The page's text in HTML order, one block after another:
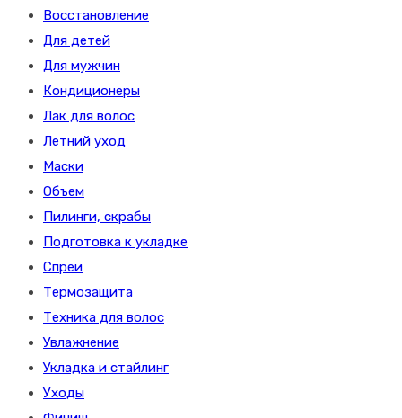
Восстановление
Для детей
Для мужчин
Кондиционеры
Лак для волос
Летний уход
Маски
Объем
Пилинги, скрабы
Подготовка к укладке
Спреи
Термозащита
Техника для волос
Увлажнение
Укладка и стайлинг
Уходы